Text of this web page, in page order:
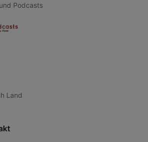
Podcasts
Land